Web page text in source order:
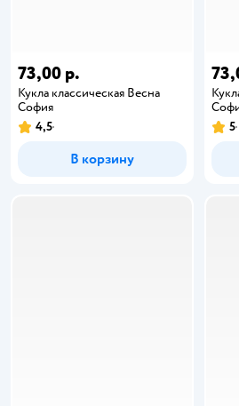
73,00 р.
Кукла классическая Весна
София
4,5
В корзину
5